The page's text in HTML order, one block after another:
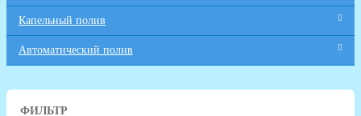
Капельный полив
Автоматический полив
ФИЛЬТР